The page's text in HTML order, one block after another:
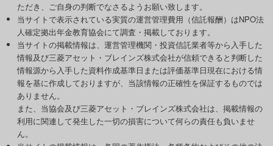
ただき、ご自身の判断でなさるようお願い致します。
当サイトで表示されている実質の運営管理費用（信託報酬）はNPO法
人確定拠出年金教育協会にて調査・掲載しております。
当サイトの掲載情報は、運営管理機関・投資信託業者等から入手した
情報及び三菱アセット・ブレインズ株式会社が信頼できると判断した
情報源から入手した資料作成基準日または評価基準日現在における情
報を基に作成しておりますが、当該情報の正確性を保証するものでは
ありません。
また、当協会及び三菱アセット・ブレインズ株式会社は、掲載情報の
利用に関連して発生した一切の損害について何らの責任も負いませ
ん。